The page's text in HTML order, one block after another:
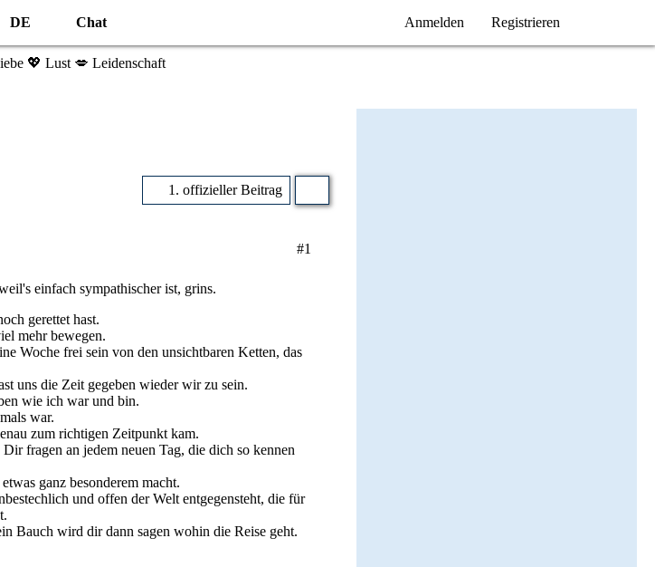
DE Chat Anmelden Registrieren
💖 Lust 💋 Leidenschaft
1. offizieller Beitrag
#1
einfach sympathischer ist, grins.
gerettet hast.
mehr bewegen.
Woche frei sein von den unsichtbaren Ketten, das
uns die Zeit gegeben wieder wir zu sein.
wie ich war und bin.
war.
zum richtigen Zeitpunkt kam.
fragen an jedem neuen Tag, die dich so kennen
ganz besonderem macht.
und offen der Welt entgegensteht, die für
Bauch wird dir dann sagen wohin die Reise geht.